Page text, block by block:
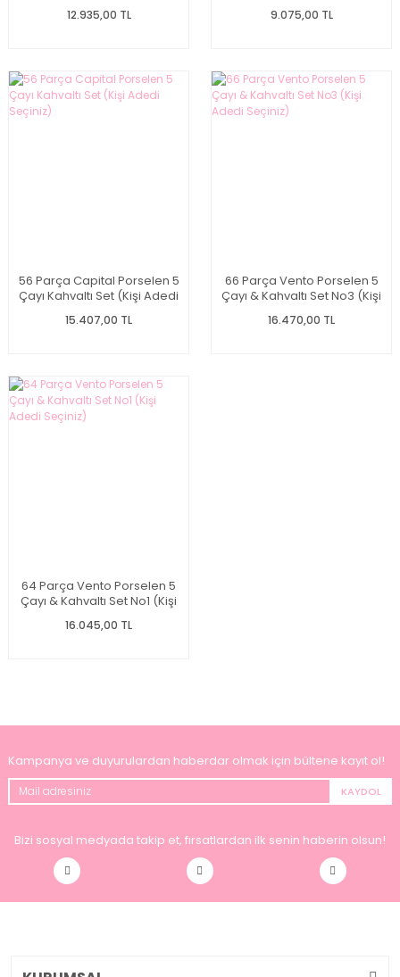
12.935,00 TL 9.075,00 TL
56 Parça Capital Porselen 5
Çayı Kahvaltı Set (Kişi Adedi
15.407,00 TL
66 Parça Vento Porselen 5
Çayı & Kahvaltı Set No3 (Kişi
16.470,00 TL
64 Parça Vento Porselen 5
Çayı & Kahvaltı Set No1 (Kişi
16.045,00 TL
Kampanya ve duyurulardan haberdar olmak için bültene kayıt ol!
KAYDOL
Bizi sosyal medyada takip et, fırsatlardan ilk senin haberin olsun!